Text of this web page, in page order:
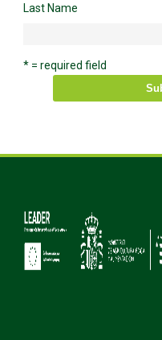
Last Name
* = required field